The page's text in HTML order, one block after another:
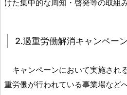
ン
1.
けた集中的な周知・啓発等の取組
2.過重労働解消キャンペー
キャンペーンにおいて実施され
重労働が行われている事業場など